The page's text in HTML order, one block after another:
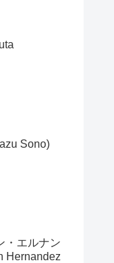
Sono)
・エルナン
Hernandez